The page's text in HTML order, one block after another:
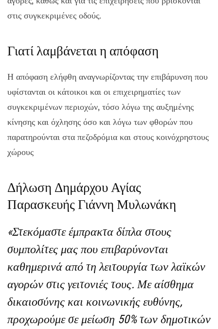
στις συγκεκριμένες οδούς.
Γιατί λαμβάνεται η απόφαση
Η απόφαση ελήφθη αναγνωρίζοντας την επιβάρυνση που
υφίστανται οι κάτοικοι και οι επιχειρηματίες των
συγκεκριμένων περιοχών, τόσο λόγω της αυξημένης
κίνησης και όχλησης όσο και λόγω των φθορών που
παρατηρούνται στα πεζοδρόμια και στους κοινόχρηστους
χώρους
Δήλωση Δημάρχου Αγίας
Παρασκευής Γιάννη Μυλωνάκη
«Στεκόμαστε έμπρακτα δίπλα στους
συμπολίτες μας που επιβαρύνονται
καθημερινά από τη λειτουργία των λαϊκών
αγορών στις γειτονιές τους. Με αίσθημα
δικαιοσύνης και κοινωνικής ευθύνης,
προχωρούμε σε μείωση 50% των δημοτικών